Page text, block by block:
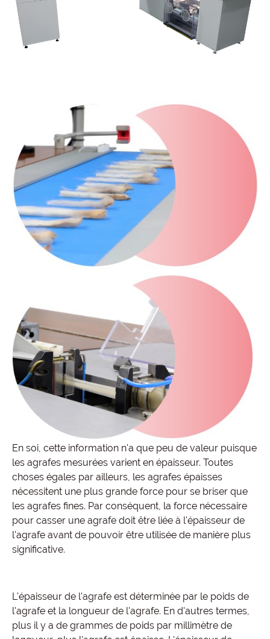
En soi, cette information n'a que peu de valeur puisque
les agrafes mesurées varient en épaisseur. Toutes
choses égales par ailleurs, les agrafes épaisses
nécessitent une plus grande force pour se briser que
les agrafes fines. Par conséquent, la force nécessaire
pour casser une agrafe doit être liée à l'épaisseur de
l'agrafe avant de pouvoir être utilisée de manière plus
significative.
L'épaisseur de l'agrafe est déterminée par le poids de
l'agrafe et la longueur de l'agrafe. En d'autres termes,
plus il y a de grammes de poids par millimètre de